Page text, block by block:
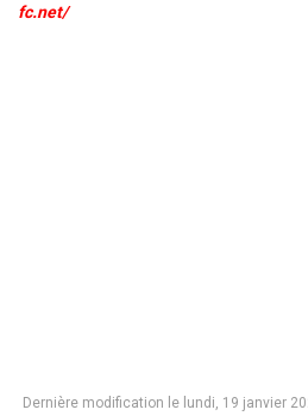
fc.net/
Dernière modification le lundi, 19 janvier